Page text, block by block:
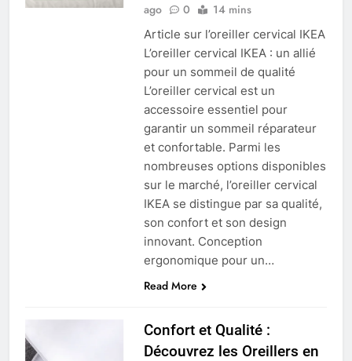
ago
0 14 mins
Article sur l’oreiller cervical IKEA
L’oreiller cervical IKEA : un allié
pour un sommeil de qualité
L’oreiller cervical est un
accessoire essentiel pour
garantir un sommeil réparateur
et confortable. Parmi les
nombreuses options disponibles
sur le marché, l’oreiller cervical
IKEA se distingue par sa qualité,
son confort et son design
innovant. Conception
ergonomique pour un…
Read More
Confort et Qualité :
Découvrez les Oreillers en